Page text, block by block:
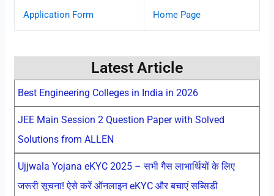
Application Form Home Page
Latest Article
Best Engineering Colleges in India in 2026
JEE Main Session 2 Question Paper with Solved
Solutions from ALLEN
Ujjwala Yojana eKYC 2025 – सभी गैस लाभार्थियों के लिए
जरूरी सूचना! ऐसे करें ऑनलाइन eKYC और बचाएं सब्सिडी